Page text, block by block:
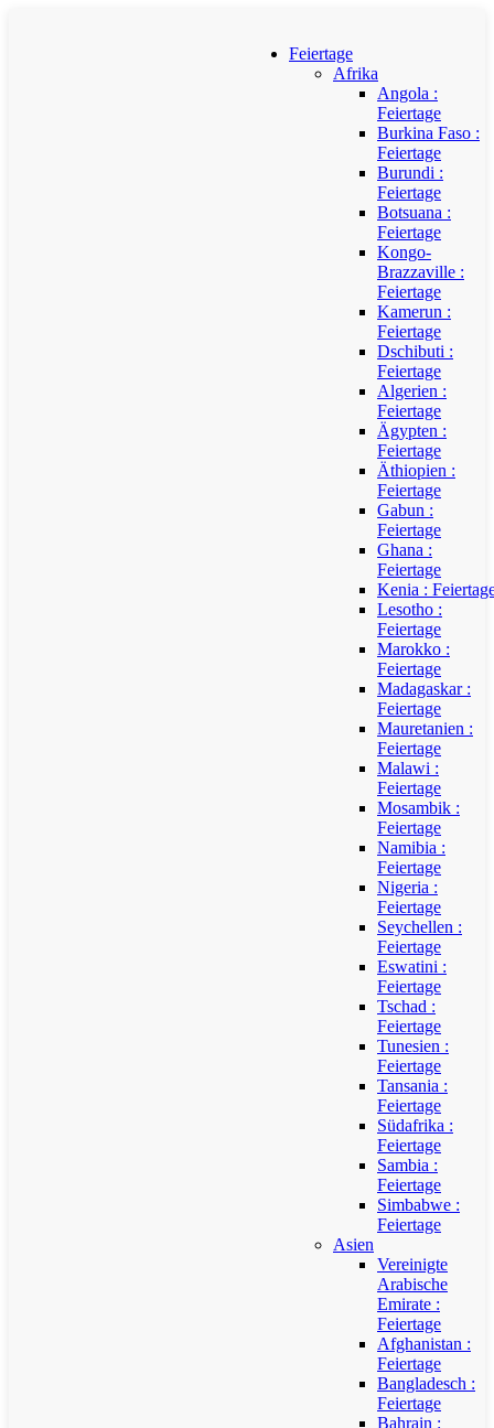
Feiertage
Afrika
Angola :
Feiertage
Burkina Faso :
Feiertage
Burundi :
Feiertage
Botsuana :
Feiertage
Kongo-
Brazzaville :
Feiertage
Kamerun :
Feiertage
Dschibuti :
Feiertage
Algerien :
Feiertage
Ägypten :
Feiertage
Äthiopien :
Feiertage
Gabun :
Feiertage
Ghana :
Feiertage
Kenia :
Lesotho :
Feiertage
Marokko :
Feiertage
Madagaskar :
Feiertage
Mauretanien :
Feiertage
Malawi :
Feiertage
Mosambik :
Feiertage
Namibia :
Feiertage
Nigeria :
Feiertage
Seychellen :
Feiertage
Eswatini :
Feiertage
Tschad :
Feiertage
Tunesien :
Feiertage
Tansania :
Feiertage
Südafrika :
Feiertage
Sambia :
Feiertage
Simbabwe :
Feiertage
Asien
Vereinigte
Arabische
Emirate :
Feiertage
Afghanistan :
Feiertage
Bangladesch :
Feiertage
Bahrain :